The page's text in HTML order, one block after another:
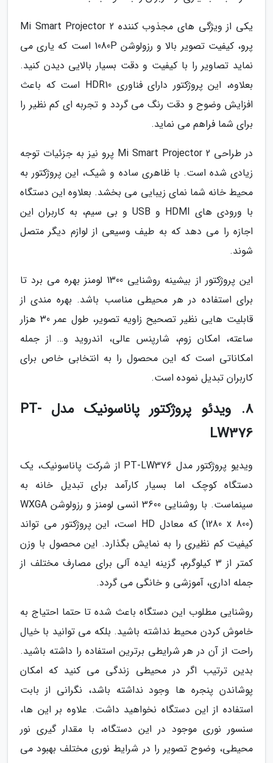
یکی از ویژگی های مجذوب کننده Mi Smart Projector 2
پرو، کیفیت تصویر بالا و رزولوشن 1080P است که یاری می
نماید تصاویر را با کیفیت و دقت بسیار بالایی دیدن کنید.
بعلاوه، این پروژکتور دارای فناوری HDR10 است که باعث
افزایش وضوح و دقت رنگ می گردد و تجربه ای کم نظیر را
برای شما فراهم می نماید.
در طراحی Mi Smart Projector 2 پرو نیز به جزئیات توجه
زیادی شده است. با ظاهری ساده و شیک، این پروژکتور به
محیط خانه شما نمای زیبایی می بخشد. بعلاوه این دستگاه
با ورودی های HDMI و USB و بی سیم، به کاربران این
اجازه را می دهد که به طیف وسیعی از لوازم دیگر متصل
شوند.
این پروژکتور از بیشینه روشنایی 1300 لومنز بهره می برد تا
برای استفاده در هر محیطی مناسب باشد. بهره مندی از
قابلیت هایی نظیر تصحیح زاویه تصویر، طول عمر 30 هزار
ساعته، امکان زوم، شارپنس عالی، اندروید و… از جمله
امکاناتی است که این محصول را به انتخابی خاص برای
کاربران تبدیل نموده است.
8. ویدئو پروژکتور پاناسونیک مدل PT-
LW376
ویدیو پروژکتور مدل PT-LW376 از شرکت پاناسونیک، یک
دستگاه کوچک اما بسیار کارآمد برای تبدیل خانه به
سینماست. با روشنایی 3600 انسی لومنز و رزولوشن WXGA
(1280 x 800) که معادل HD است، این پروژکتور می تواند
کیفیت کم نظیری را به نمایش بگذارد. این محصول با وزن
کمتر از 3 کیلوگرم، گزینه ایده آلی برای مصارف مختلف از
جمله اداری، آموزشی و خانگی می گردد.
روشنایی مطلوب این دستگاه باعث شده تا حتما احتیاج به
خاموش کردن محیط نداشته باشید. بلکه می توانید با خیال
راحت از آن در هر شرایطی برترین استفاده را داشته باشید.
بدین ترتیب اگر در محیطی زندگی می کنید که امکان
پوشاندن پنجره ها وجود نداشته باشد، نگرانی از بابت
استفاده از این دستگاه نخواهید داشت. علاوه بر این ها،
سنسور نوری موجود در این دستگاه، با مقدار گیری نور
محیطی، وضوح تصویر را در شرایط نوری مختلف بهبود می